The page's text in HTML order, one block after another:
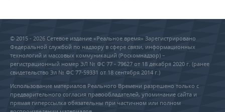
© 2015 - 2026 Сетевое издание «Реальное время» Зарегистрировано
Федеральной службой по надзору в сфере связи, информационных
технологий и массовых коммуникаций (Роскомнадзор) –
регистрационный номер ЭЛ № ФС 77 - 79627 от 18 декабря 2020 г. (ранее
свидетельство Эл № ФС 77-59331 от 18 сентября 2014 г.)
Использование материалов Реального Времени разрешено только с
предварительного согласия правообладателей, упоминание сайта и
прямая гиперссылка обязательны при частичном или полном